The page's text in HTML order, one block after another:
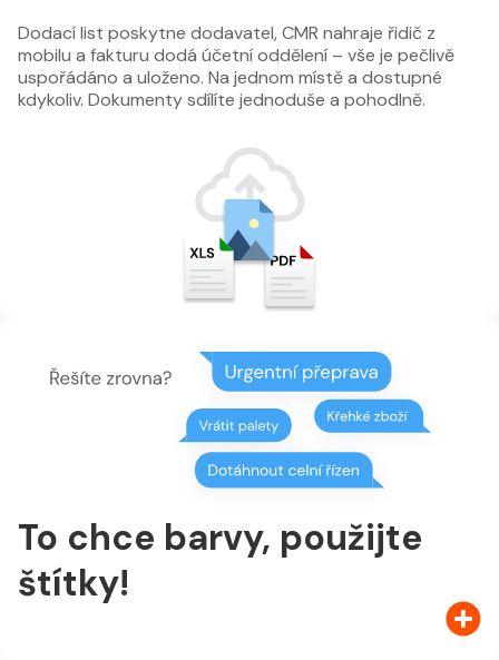
Dodací list poskytne dodavatel, CMR nahraje řidič z
mobilu a fakturu dodá účetní oddělení – vše je pečlivě
uspořádáno a uloženo. Na jednom místě a dostupné
kdykoliv. Dokumenty sdílíte jednoduše a pohodlně.
To chce barvy, použijte
štítky!